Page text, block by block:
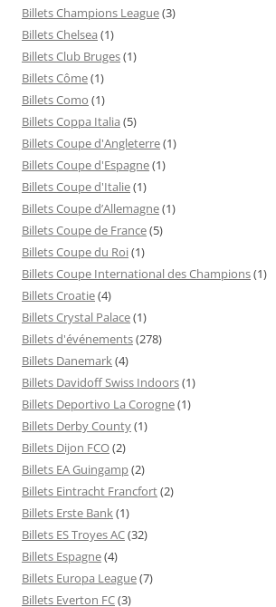
Billets Champions League(3)
Billets Chelsea (1)
Billets Club Bruges(1)
Billets Côme(1)
Billets Como (1)
Billets Coppa Italia (5)
Billets Coupe d'Angleterre(1)
Billets Coupe d'Espagne(1)
Billets Coupe d'Italie(1)
Billets Coupe d’Allemagne(1)
Billets Coupe de France(5)
Billets Coupe du Roi(1)
Billets Coupe International des Champions(1)
Billets Croatie(4)
Billets Crystal Palace(1)
Billets d'événements(278)
Billets Danemark(4)
Billets Davidoff Swiss Indoors(1)
Billets Deportivo La Corogne(1)
Billets Derby County(1)
Billets Dijon FCO(2)
Billets EA Guingamp(2)
Billets Eintracht Francfort(2)
Billets Erste Bank(1)
Billets ES Troyes AC(32)
Billets Espagne(4)
Billets Europa League(7)
Billets Everton FC(3)